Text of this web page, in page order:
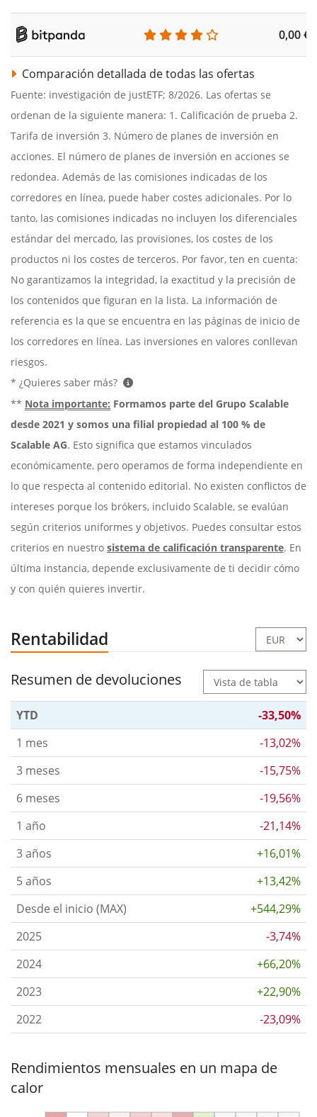
0,00 €
Comparación detallada de todas las ofertas
Fuente: investigación de justETF; 8/2026. Las ofertas se
ordenan de la siguiente manera: 1. Calificación de prueba 2.
Tarifa de inversión 3. Número de planes de inversión en
acciones. El número de planes de inversión en acciones se
redondea. Además de las comisiones indicadas de los
corredores en línea, puede haber costes adicionales. Por lo
tanto, las comisiones indicadas no incluyen los diferenciales
estándar del mercado, las provisiones, los costes de los
productos ni los costes de terceros. Por favor, ten en cuenta:
No garantizamos la integridad, la exactitud y la precisión de
los contenidos que figuran en la lista. La información de
referencia es la que se encuentra en las páginas de inicio de
los corredores en línea. Las inversiones en valores conllevan
riesgos.
* ¿Quieres saber más?
** Nota importante: Formamos parte del Grupo Scalable
desde 2021 y somos una filial propiedad al 100 % de
Scalable AG. Esto significa que estamos vinculados
económicamente, pero operamos de forma independiente en
lo que respecta al contenido editorial. No existen conflictos de
intereses porque los brókers, incluido Scalable, se evalúan
según criterios uniformes y objetivos. Puedes consultar estos
criterios en nuestro sistema de calificación transparente. En
última instancia, depende exclusivamente de ti decidir cómo
y con quién quieres invertir.
Rentabilidad
Resumen de devoluciones
YTD
-33,50%
1 mes
-13,02%
3 meses
-15,75%
6 meses
-19,56%
1 año
-21,14%
3 años
+16,01%
5 años
+13,42%
Desde el inicio (MAX)
+544,29%
2025
-3,74%
2024
+66,20%
2023
+22,90%
2022
-23,09%
Rendimientos mensuales en un mapa de
calor